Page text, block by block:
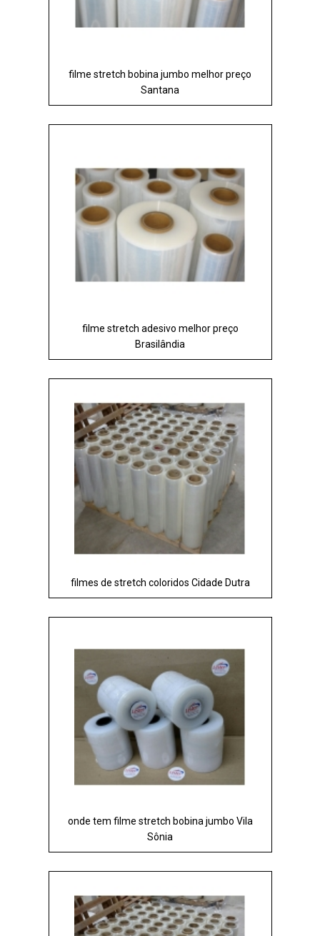
filme stretch bobina jumbo melhor preço
Santana
filme stretch adesivo melhor preço
Brasilândia
filmes de stretch coloridos Cidade Dutra
onde tem filme stretch bobina jumbo Vila
Sônia